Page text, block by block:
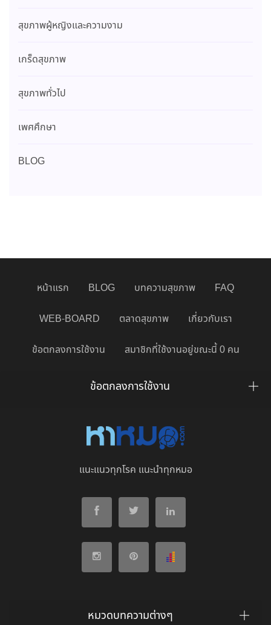
สุขภาพผู้หญิงและความงาม
เกร็ดสุขภาพ
สุขภาพทั่วไป
เพศศึกษา
BLOG
หน้าแรก BLOG บทความสุขภาพ FAQ
WEB-BOARD ตลาดสุขภาพ เกี่ยวกับเรา
ข้อตกลงการใช้งาน สมาชิกที่ใช้งานอยู่ขณะนี้ 0 คน
ข้อตกลงการใช้งาน
แนะแนวทุกโรค แนะนำทุกหมอ
หมวดบทความต่างๆ